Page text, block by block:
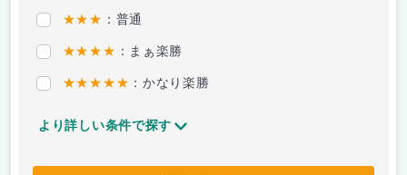
★★★ ：普通
★★★★ ：まぁ楽勝
★★★★★ ：かなり楽勝
より詳しい条件で探す